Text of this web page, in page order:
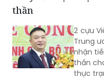
thần
2 cựu
Trung
nhận
thần
thực